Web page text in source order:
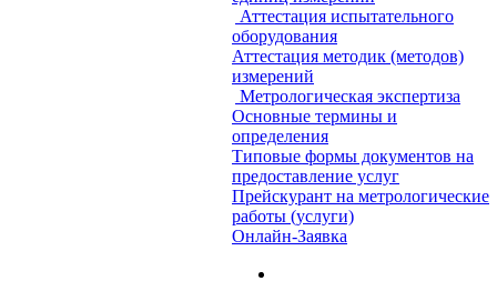
Аттестация испытательного
оборудования
Аттестация методик (методов)
измерений
Метрологическая экспертиза
Основные термины и
определения
Типовые формы документов на
предоставление услуг
Прейскурант на метрологические
работы (услуги)
Онлайн-Заявка